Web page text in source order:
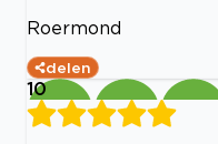
Roermond
delen
10